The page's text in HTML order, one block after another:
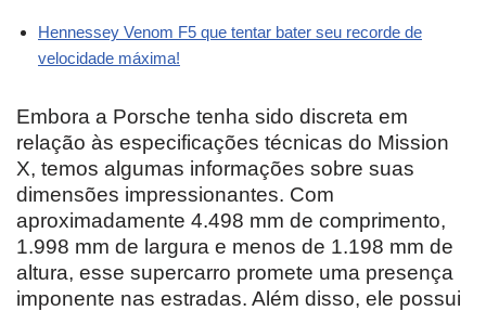
Hennessey Venom F5 que tentar bater seu recorde de
velocidade máxima!
Embora a Porsche tenha sido discreta em
relação às especificações técnicas do Mission
X, temos algumas informações sobre suas
dimensões impressionantes. Com
aproximadamente 4.498 mm de comprimento,
1.998 mm de largura e menos de 1.198 mm de
altura, esse supercarro promete uma presença
imponente nas estradas. Além disso, ele possui